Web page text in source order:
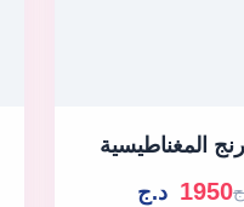
المغناطيسية
1950 د.ج